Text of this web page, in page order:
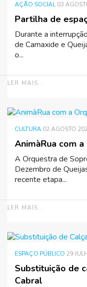
Partilha de
AÇÃO SOCIAL 03
Durante a
de Carnaxide e
o...
LER MAIS...
AnimàRua com
CULTURA 02 AGOSTO
A Orquestra de
Dezembro de
recente etapa...
LER MAIS...
Substituição de
Cabral
ESPAÇO PÚBLICO 29